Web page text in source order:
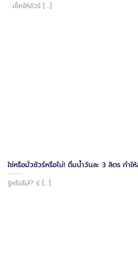
เช็คให้ชัวร์ [...]
ใช่หรือมั่วชัวร์หรือไม่! ดื่มน้ำวันละ 3 ลิตร ทำใ
รู้หรือไม่!? ร่ [...]